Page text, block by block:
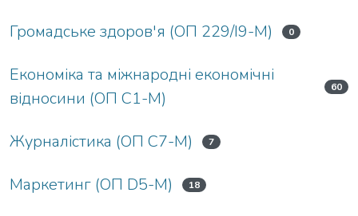
Громадське здоров'я (ОП 229/I9-М) 0
Економіка та міжнародні економічні
відносини (ОП С1-М)
60
Журналістика (ОП C7-М) 7
Маркетинг (ОП D5-М) 18